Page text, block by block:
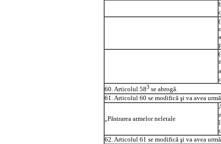
60. Articolul 583 se abrogă.
61. Articolul 60 se modifică şi va avea
„Păstrarea armelor neletale
62. Articolul 61 se modifică şi va avea